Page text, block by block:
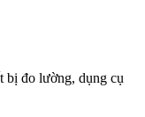
bị đo lường, dụng cụ